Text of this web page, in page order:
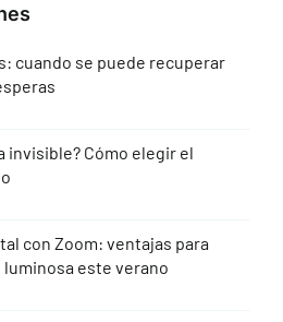
cuando se puede recuperar
invisible? Cómo elegir el
con Zoom: ventajas para
este verano